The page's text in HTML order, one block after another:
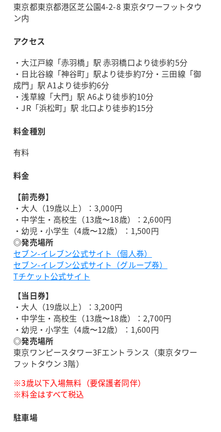
東京都東京都港区芝公園4-2-8 東京タワーフットタウ
ン内
アクセス
・大江戸線「赤羽橋」駅 赤羽橋口より徒歩約5分
・日比谷線「神谷町」駅より徒歩約7分・三田線「御
成門」駅 A1より徒歩約6分
・浅草線「大門」駅 A6より徒歩約10分
・JR「浜松町」駅 北口より徒歩約15分
料金種別
有料
料金
【前売券】
・大人（19歳以上）：3,000円
・中学生・高校生（13歳〜18歳）：2,600円
・幼児・小学生（4歳〜12歳）：1,500円
◎発売場所
セブン-イレブン公式サイト（個人券）
セブン-イレブン公式サイト（グループ券）
Tチケット公式サイト
【当日券】
・大人（19歳以上）：3,200円
・中学生・高校生（13歳〜18歳）：2,700円
・幼児・小学生（4歳〜12歳）：1,600円
◎発売場所
東京ワンピースタワー3Fエントランス（東京タワー
フットタウン 3階）
※3歳以下入場無料（要保護者同伴）
※料金はすべて税込
駐車場